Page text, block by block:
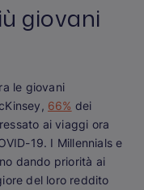
giovani
le giovani
66% dei
ai viaggi ora
19. I Millennials e
dando priorità ai
del loro reddito